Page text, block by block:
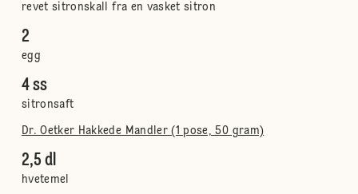
revet sitronskall fra en vasket sitron
2
egg
4 ss
sitronsaft
Dr. Oetker Hakkede Mandler (1 pose, 50 gram)
2,5 dl
hvetemel